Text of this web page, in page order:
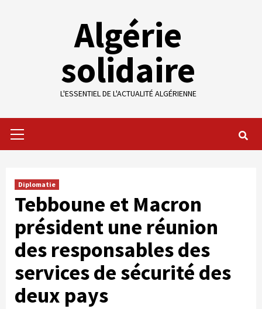
Algérie
solidaire
L'ESSENTIEL DE L'ACTUALITÉ ALGÉRIENNE
Menu
Diplomatie
Tebboune et Macron
président une réunion
des responsables des
services de sécurité des
deux pays